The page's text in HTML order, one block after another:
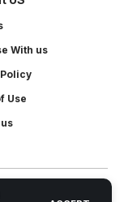
With us
Use
Created by and